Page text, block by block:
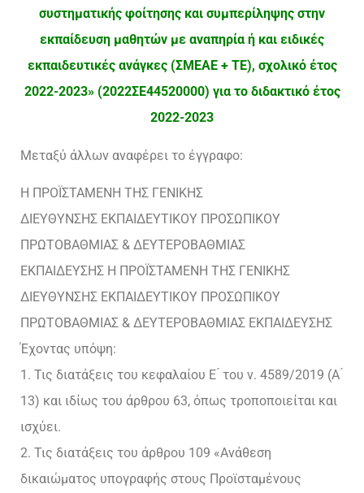
συστηματικής φοίτησης και συμπερίληψης στην
εκπαίδευση μαθητών με αναπηρία ή και ειδικές
εκπαιδευτικές ανάγκες (ΣΜΕΑΕ + ΤΕ), σχολικό έτος
2022-2023» (2022ΣΕ44520000) για το διδακτικό έτος
2022-2023
Μεταξύ άλλων αναφέρει το έγγραφο:
Η ΠΡΟΪΣΤΑΜΕΝΗ ΤΗΣ ΓΕΝΙΚΗΣ
ΔΙΕΥΘΥΝΣΗΣ ΕΚΠΑΙΔΕΥΤΙΚΟΥ ΠΡΟΣΩΠΙΚΟΥ
ΠΡΩΤΟΒΑΘΜΙΑΣ & ΔΕΥΤΕΡΟΒΑΘΜΙΑΣ
ΕΚΠΑΙΔΕΥΣΗΣ Η ΠΡΟΪΣΤΑΜΕΝΗ ΤΗΣ ΓΕΝΙΚΗΣ
ΔΙΕΥΘΥΝΣΗΣ ΕΚΠΑΙΔΕΥΤΙΚΟΥ ΠΡΟΣΩΠΙΚΟΥ
ΠΡΩΤΟΒΑΘΜΙΑΣ & ΔΕΥΤΕΡΟΒΑΘΜΙΑΣ ΕΚΠΑΙΔΕΥΣΗΣ
Έχοντας υπόψη:
1. Τις διατάξεις του κεφαλαίου Ε ́ του ν. 4589/2019 (Α ́
13) και ιδίως του άρθρου 63, όπως τροποποιείται και
ισχύει.
2. Τις διατάξεις του άρθρου 109 «Ανάθεση
δικαιώματος υπογραφής στους Προϊσταμένους